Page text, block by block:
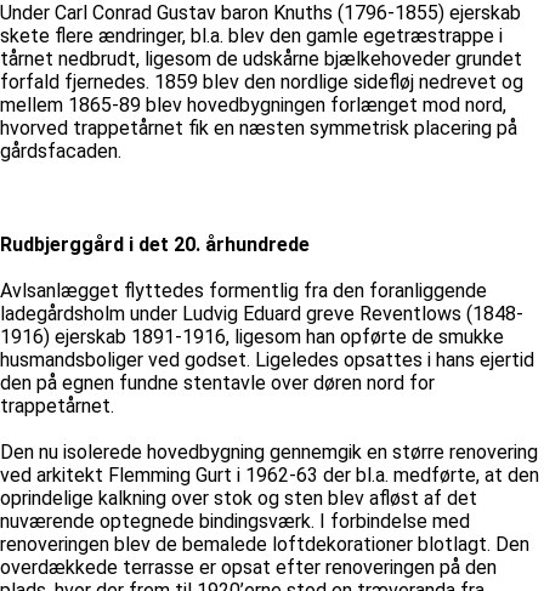
Under Carl Conrad Gustav baron Knuths (1796-1855) ejerskab
skete flere ændringer, bl.a. blev den gamle egetræstrappe i
tårnet nedbrudt, ligesom de udskårne bjælkehoveder grundet
forfald fjernedes. 1859 blev den nordlige sidefløj nedrevet og
mellem 1865-89 blev hovedbygningen forlænget mod nord,
hvorved trappetårnet fik en næsten symmetrisk placering på
gårdsfacaden.
Rudbjerggård i det 20. århundrede
Avlsanlægget flyttedes formentlig fra den foranliggende
ladegårdsholm under Ludvig Eduard greve Reventlows (1848-
1916) ejerskab 1891-1916, ligesom han opførte de smukke
husmandsboliger ved godset. Ligeledes opsattes i hans ejertid
den på egnen fundne stentavle over døren nord for
trappetårnet.
Den nu isolerede hovedbygning gennemgik en større renovering
ved arkitekt Flemming Gurt i 1962-63 der bl.a. medførte, at den
oprindelige kalkning over stok og sten blev afløst af det
nuværende optegnede bindingsværk. I forbindelse med
renoveringen blev de bemalede loftdekorationer blotlagt. Den
overdækkede terrasse er opsat efter renoveringen på den